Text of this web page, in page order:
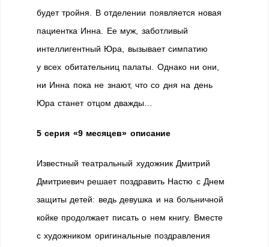
будет тройня. В отделении появляется новая
пациентка Инна. Ее муж, заботливый
интеллигентный Юра, вызывает симпатию
у всех обитательниц палаты. Однако ни они,
ни Инна пока не знают, что со дня на день
Юра станет отцом дважды…
5 серия «9 месяцев» описание
Известный театральный художник Дмитрий
Дмитриевич решает поздравить Настю с Днем
защиты детей: ведь девушка и на больничной
койке продолжает писать о нем книгу. Вместе
с художником оригинальные поздравления